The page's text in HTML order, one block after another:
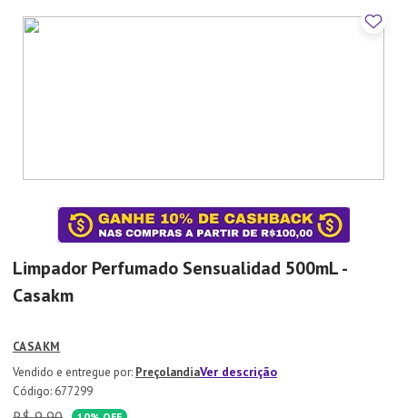
Limpador Perfumado Sensualidad 500mL -
Casakm
CASAKM
PreçolandiaVer descrição
: 677299
3
Aparelho Jantar